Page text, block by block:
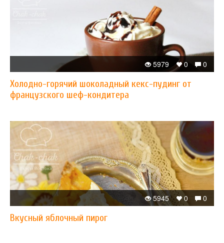
0
0
5979
Холодно-горячий шоколадный кекс-пудинг от
французского шеф-кондитера
0
0
5945
​Вкусный яблочный пирог